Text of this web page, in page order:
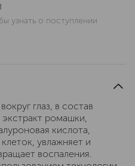
узнать о поступлении
глаз, в состав
экстракт ромашки,
кислота,
увлажняет и
воспаления.